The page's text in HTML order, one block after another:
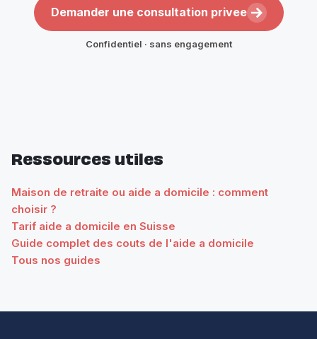
Demander une consultation privee
Confidentiel · sans engagement
Ressources utiles
Maison de retraite ou aide a domicile : comment
choisir ?
Tarif aide a domicile en Suisse
Guide complet des couts de l'aide a domicile
Tous nos guides